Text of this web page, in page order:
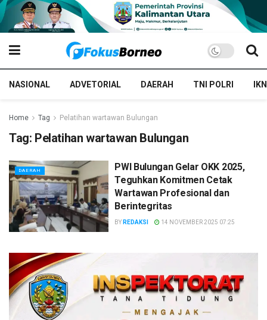
NASIONAL ADVETORIAL DAERAH TNI POLRI IKN
Home Tag Pelatihan wartawan Bulungan
Tag: Pelatihan wartawan Bulungan
DAERAH
PWI Bulungan Gelar OKK 2025,
Teguhkan Komitmen Cetak
Wartawan Profesional dan
Berintegritas
BY REDAKSI 14 NOVEMBER 2025 07:25